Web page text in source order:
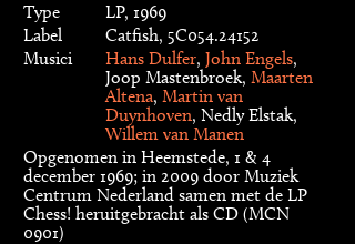
Type
LP, 1969
Label
Catfish, 5C054.24152
Musici
Hans Dulfer, John Engels,
Joop Mastenbroek, Maarten
Altena, Martin van
Duynhoven, Nedly Elstak,
Willem van Manen
Opgenomen in Heemstede, 1 & 4
december 1969; in 2009 door Muziek
Centrum Nederland samen met de LP
Chess! heruitgebracht als CD (MCN
0901)